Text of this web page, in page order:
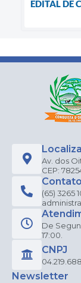
EDITAL DE
Av. dos
CEP:
Contato
(65) 3265
De
17:00.
CNPJ
Newsletter